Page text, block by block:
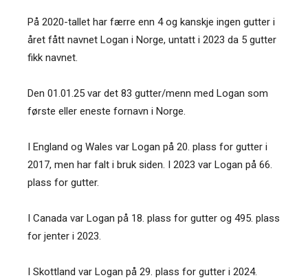
På 2020-tallet har færre enn 4 og kanskje ingen gutter i
året fått navnet Logan i Norge, untatt i 2023 da 5 gutter
fikk navnet.
Den 01.01.25 var det 83 gutter/menn med Logan som
første eller eneste fornavn i Norge.
I England og Wales var Logan på 20. plass for gutter i
2017, men har falt i bruk siden. I 2023 var Logan på 66.
plass for gutter.
I Canada var Logan på 18. plass for gutter og 495. plass
for jenter i 2023.
I Skottland var Logan på 29. plass for gutter i 2024.